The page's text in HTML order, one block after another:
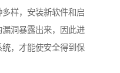
样，安装新软件和启
洞暴露出来，因此进
，才能使安全得到保